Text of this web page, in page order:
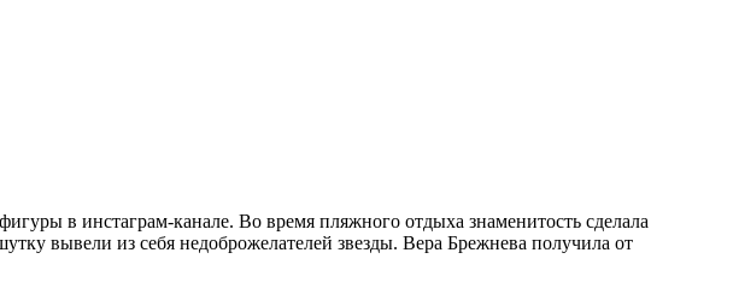
в инстаграм-канале. Во время пляжного отдыха знаменитость сделала
вывели из себя недоброжелателей звезды. Вера Брежнева получила от